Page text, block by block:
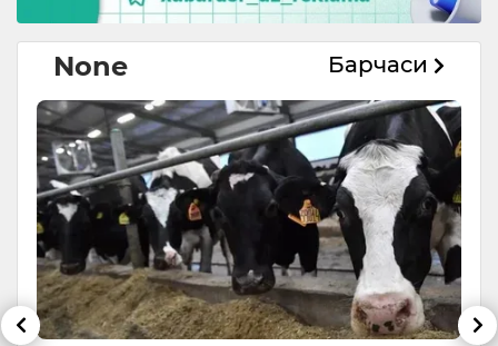
None Барчаси